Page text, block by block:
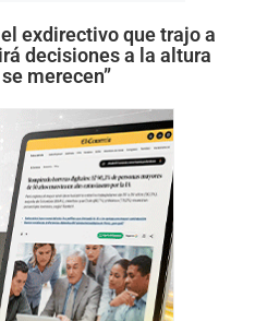
exdirectivo que trajo a
decisiones a la altura
merecen”